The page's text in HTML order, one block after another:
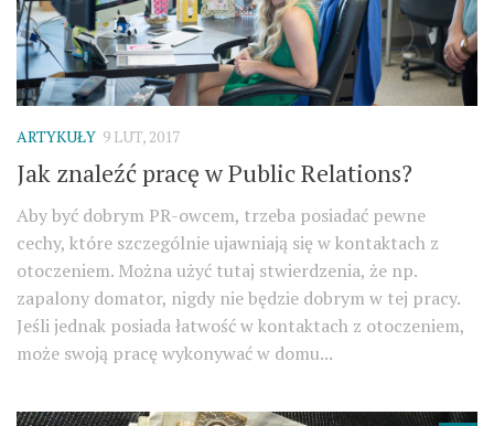
ARTYKUŁY 9 LUT, 2017
Jak znaleźć pracę w Public Relations?
Aby być dobrym PR-owcem, trzeba posiadać pewne
cechy, które szczególnie ujawniają się w kontaktach z
otoczeniem. Można użyć tutaj stwierdzenia, że np.
zapalony domator, nigdy nie będzie dobrym w tej pracy.
Jeśli jednak posiada łatwość w kontaktach z otoczeniem,
może swoją pracę wykonywać w domu...